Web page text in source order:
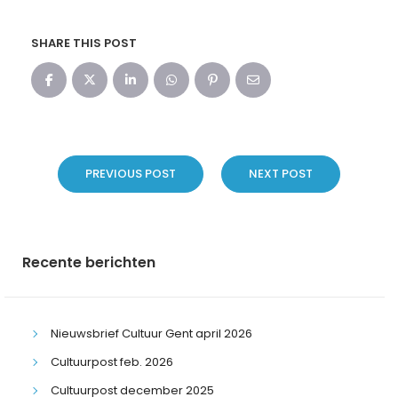
SHARE THIS POST
PREVIOUS POST NEXT POST
Recente berichten
Nieuwsbrief Cultuur Gent april 2026
Cultuurpost feb. 2026
Cultuurpost december 2025